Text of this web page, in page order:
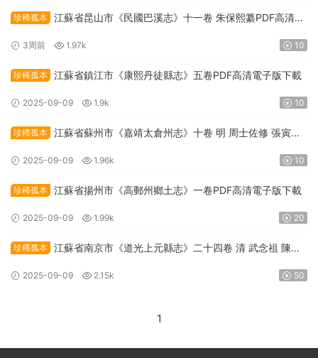
珍稀孤本 江蘇省昆山市《民國巴溪志》十一卷 朱保熙纂PDF高清電
3周前 1.97k 10
珍稀孤本 江蘇省鎮江市《康熙丹徒縣志》五卷PDF高清電子版下載
2025-09-09 1.9k 10
珍稀孤本 江蘇省蘇州市《嘉靖太倉州志》十卷 明 周士佐修 張寅纂
2025-09-09 1.96k 10
珍稀孤本 江蘇省揚州市《高郵州鄉土志》一卷PDF高清電子版下載
2025-09-09 1.99k 20
珍稀孤本 江蘇省南京市《道光上元縣志》二十四卷 清 武念祖 陳道
2025-09-09 2.15k 50
1